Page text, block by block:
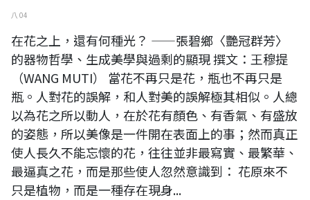
八 04
在花之上，還有何種光？ ——張碧鄉〈艷冠群芳〉
的器物哲學、生成美學與過剩的顯現 撰文：王穆提
（WANG MUTI） 當花不再只是花，瓶也不再只是
瓶。人對花的誤解，和人對美的誤解極其相似。人總
以為花之所以動人，在於花有顏色、有香氣、有盛放
的姿態，所以美像是一件開在表面上的事；然而真正
使人長久不能忘懷的花，往往並非最寫實、最繁華、
最逼真之花，而是那些使人忽然意識到： 花原來不
只是植物，而是一種存在現身...